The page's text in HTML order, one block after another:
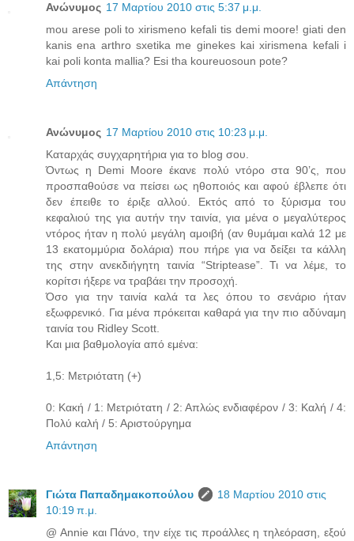
Ανώνυμος 17 Μαρτίου 2010 στις 5:37 μ.μ.
mou arese poli to xirismeno kefali tis demi moore! giati den
kanis ena arthro sxetika me ginekes kai xirismena kefali i
kai poli konta mallia? Esi tha koureuosoun pote?
Απάντηση
Ανώνυμος 17 Μαρτίου 2010 στις 10:23 μ.μ.
Καταρχάς συγχαρητήρια για το blog σου.
Όντως η Demi Moore έκανε πολύ ντόρο στα 90’ς, που
προσπαθούσε να πείσει ως ηθοποιός και αφού έβλεπε ότι
δεν έπειθε το έριξε αλλού. Εκτός από το ξύρισμα του
κεφαλιού της για αυτήν την ταινία, για μένα ο μεγαλύτερος
ντόρος ήταν η πολύ μεγάλη αμοιβή (αν θυμάμαι καλά 12 με
13 εκατομμύρια δολάρια) που πήρε για να δείξει τα κάλλη
της στην ανεκδιήγητη ταινία “Striptease”. Τι να λέμε, το
κορίτσι ήξερε να τραβάει την προσοχή.
Όσο για την ταινία καλά τα λες όπου το σενάριο ήταν
εξωφρενικό. Για μένα πρόκειται καθαρά για την πιο αδύναμη
ταινία του Ridley Scott.
Και μια βαθμολογία από εμένα:
1,5: Μετριότατη (+)
0: Κακή / 1: Μετριότατη / 2: Απλώς ενδιαφέρον / 3: Καλή / 4:
Πολύ καλή / 5: Αριστούργημα
Απάντηση
Γιώτα Παπαδημακοπούλου
18 Μαρτίου 2010 στις
10:19 π.μ.
@ Annie και Πάνο, την είχε τις προάλλες η τηλεόραση, εξού